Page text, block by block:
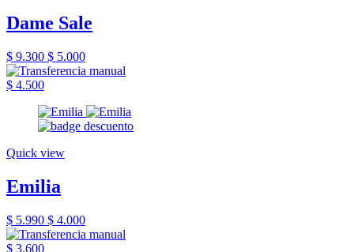
Dame Sale
$ 9.300 $ 5.000
$ 4.500
Quick view
Emilia
$ 5.990 $ 4.000
$ 3.600